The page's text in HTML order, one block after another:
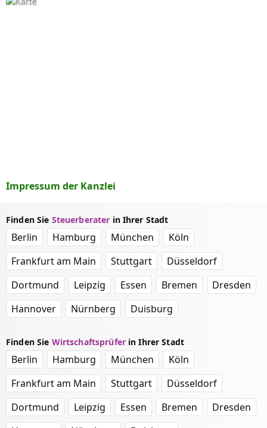
Impressum der Kanzlei
Finden Sie Steuerberater in Ihrer Stadt
Berlin Hamburg München
Köln
Frankfurt am Main
Stuttgart
Düsseldorf
Dortmund
Leipzig Essen Bremen
Dresden
Hannover
Nürnberg Duisburg
Finden Sie Wirtschaftsprüferin Ihrer Stadt
Berlin Hamburg München
Köln
Frankfurt am Main
Stuttgart
Düsseldorf
Dortmund
Leipzig Essen Bremen
Dresden